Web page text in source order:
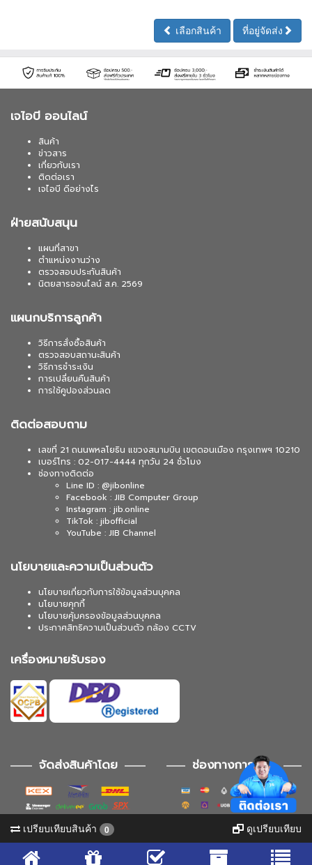
เลือกสินค้า ที่อยู่จัดส่ง
เจไอบี ออนไลน์
สินค้า
ข่าวสาร
เกี่ยวกับเรา
ติดต่อเรา
เจไอบี ดีอย่างไร
ฝ่ายสนับสนุน
แผนที่สาขา
ตำแหน่งงานว่าง
ตรวจสอบประกันสินค้า
นิตยสารออนไลน์ ส.ค. 2569
แผนกบริการลูกค้า
วิธีการสั่งซื้อสินค้า
ตรวจสอบสถานะสินค้า
วิธีการชำระเงิน
การเปลี่ยนคืนสินค้า
การใช้คูปองส่วนลด
ติดต่อสอบถาม
เลขที่ 21 ถนนพหลโยธิน แขวงสนามบิน เขตดอนเมือง กรุงเทพฯ 10210
เบอร์โทร : 02-017-4444 ทุกวัน 24 ชั่วโมง
ช่องทางติดต่อ
Line ID : @jibonline
Facebook : JIB Computer Group
Instagram : jib.online
TikTok : jibofficial
YouTube : JIB Channel
นโยบายและความเป็นส่วนตัว
นโยบายเกี่ยวกับการใช้ข้อมูลส่วนบุคคล
นโยบายคุกกี้
นโยบายคุ้มครองข้อมูลส่วนบุคคล
ประกาศสิทธิความเป็นส่วนตัว กล้อง CCTV
เครื่องหมายรับรอง
จัดส่งสินค้าโดย ช่องทางการชำระ
ช่องทางการติดตาม
เปรียบเทียบสินค้า 0 ดูเปรียบเทียบ